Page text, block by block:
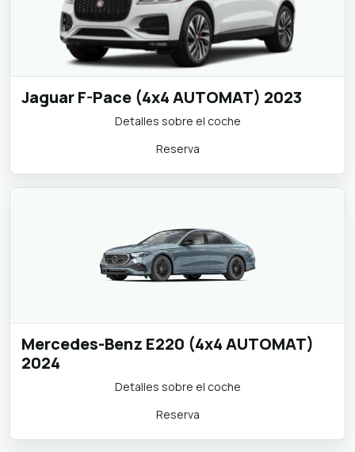
Jaguar F-Pace (4x4 AUTOMAT) 2023
Detalles sobre el coche
Reserva
Mercedes-Benz E220 (4x4 AUTOMAT)
2024
Detalles sobre el coche
Reserva